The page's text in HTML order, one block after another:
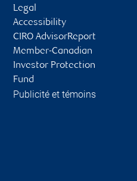
Legal
Accessibility
CIRO AdvisorReport
Member-Canadian
Investor Protection
Fund
Publicité et témoins